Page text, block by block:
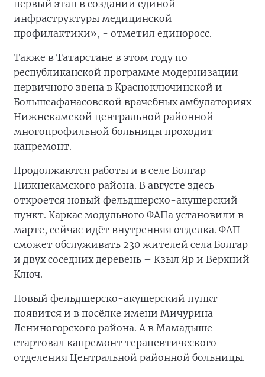
первый этап в создании единой
инфраструктуры медицинской
профилактики», - отметил единоросс.
Также в Татарстане в этом году по
республиканской программе модернизации
первичного звена в Красноключинской и
Большеафанасовской врачебных амбулаториях
Нижнекамской центральной районной
многопрофильной больницы проходит
капремонт.
Продолжаются работы и в селе Болгар
Нижнекамского района. В августе здесь
откроется новый фельдшерско-акушерский
пункт. Каркас модульного ФАПа установили в
марте, сейчас идёт внутренняя отделка. ФАП
сможет обслуживать 230 жителей села Болгар
и двух соседних деревень – Кзыл Яр и Верхний
Ключ.
Новый фельдшерско-акушерский пункт
появится и в посёлке имени Мичурина
Лениногорского района. А в Мамадыше
стартовал капремонт терапевтического
отделения Центральной районной больницы.